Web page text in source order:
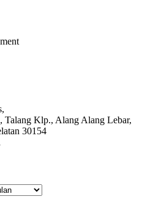
Talang Klp., Alang Alang Lebar,
30154